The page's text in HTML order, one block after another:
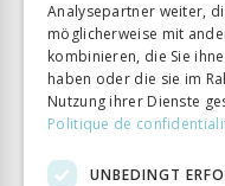
1 November
17/2016-
Le musée disciplinaire comme lieu
des
Analysepartner weiter,
möglicherweise mit
kombinieren, die Sie
haben oder die sie im
Nutzung ihrer Dienste
Politique de
UNBEDINGT